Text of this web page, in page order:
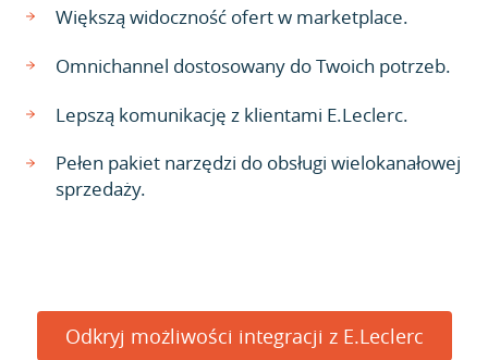
Większą widoczność ofert w marketplace.
Omnichannel dostosowany do Twoich potrzeb.
Lepszą komunikację z klientami E.Leclerc.
Pełen pakiet narzędzi do obsługi wielokanałowej
sprzedaży.
Odkryj możliwości integracji z E.Leclerc